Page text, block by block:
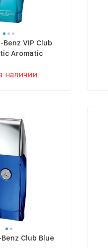
Benz VIP Club
Aromatic
наличии
Club Blue